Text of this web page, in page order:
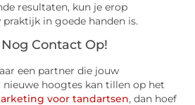
resultaten, kun je erop
in goede handen is.
Contact Op!
een partner die jouw
hoogtes kan tillen op het
voor tandartsen, dan hoef